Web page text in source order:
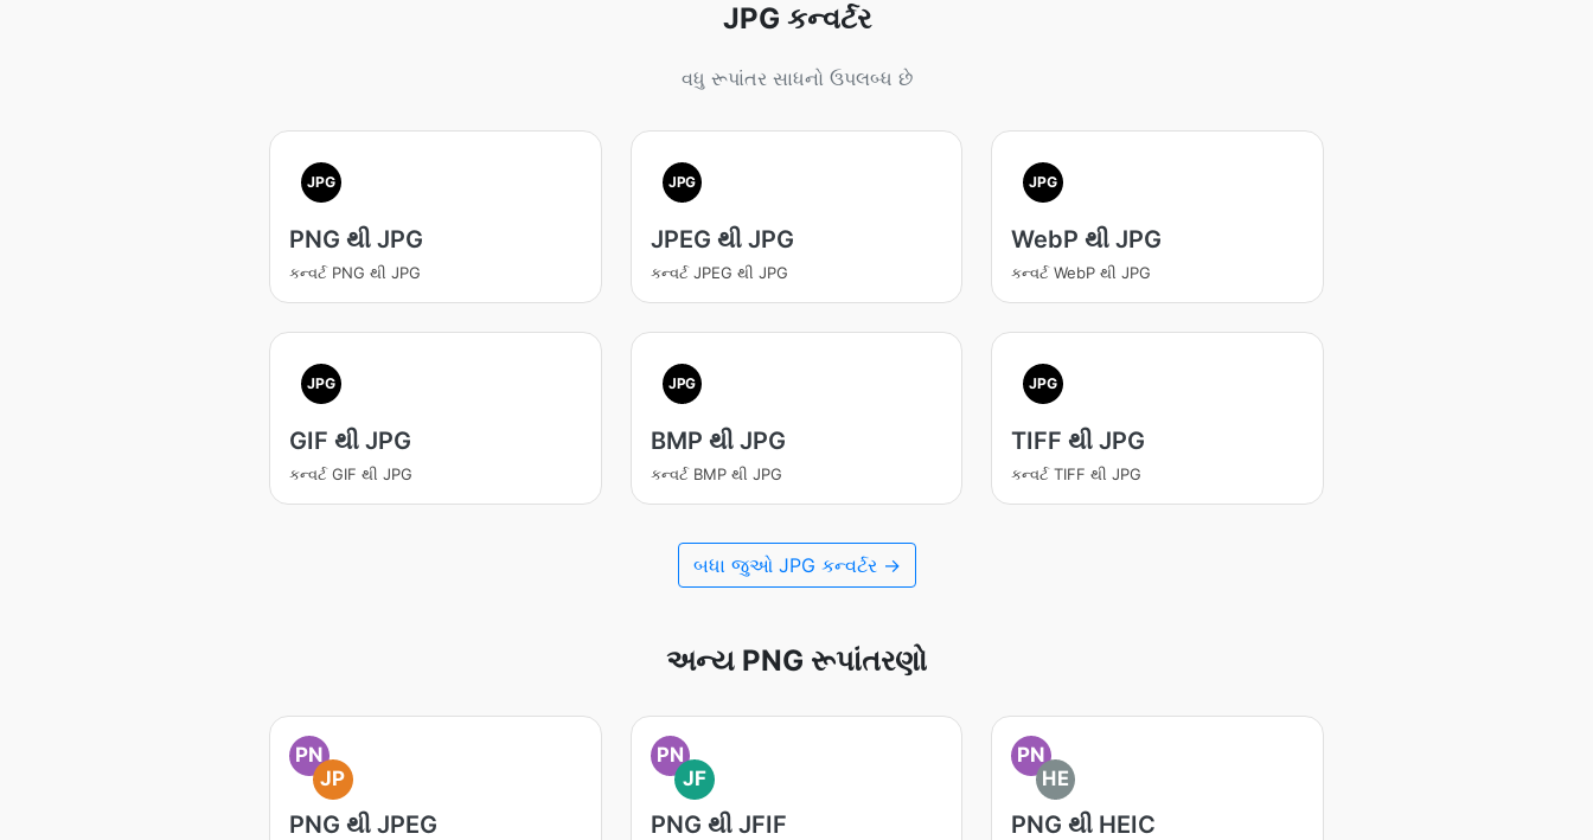
JPG કન્વર્ટર
વધુ રૂપાંતર સાધનો ઉપલબ્ધ છે
JPG
PNG થી JPG
કન્વર્ટ PNG થી JPG
JPG
JPEG થી JPG
કન્વર્ટ JPEG થી JPG
JPG
WebP થી JPG
કન્વર્ટ WebP થી JPG
JPG
GIF થી JPG
કન્વર્ટ GIF થી JPG
JPG
BMP થી JPG
કન્વર્ટ BMP થી JPG
JPG
TIFF થી JPG
કન્વર્ટ TIFF થી JPG
બધા જુઓ JPG કન્વર્ટર →
અન્ય PNG રૂપાંતરણો
PN
JP
PNG થી JPEG
PN
JF
PNG થી JFIF
PN
HE
PNG થી HEIC